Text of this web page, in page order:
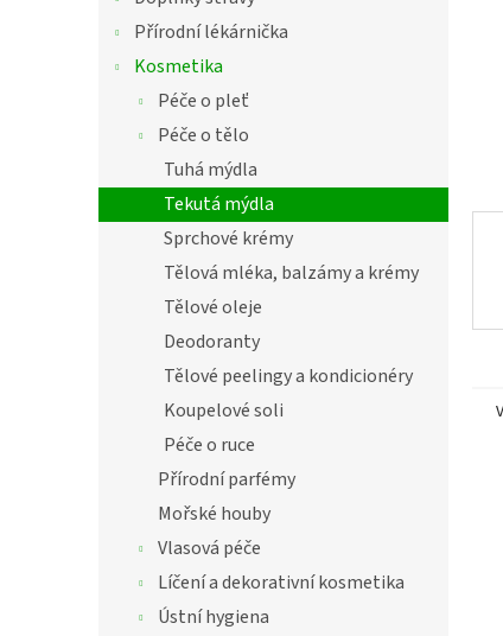
Přírodní lékárnička
Kosmetika
Péče o pleť
Péče o tělo
Tuhá mýdla
Tekutá mýdla
Sprchové krémy
Tělová mléka, balzámy a krémy
Tělové oleje
Deodoranty
Tělové peelingy a kondicionéry
Koupelové soli
Péče o ruce
Přírodní parfémy
Mořské houby
Vlasová péče
Líčení a dekorativní kosmetika
Ústní hygiena